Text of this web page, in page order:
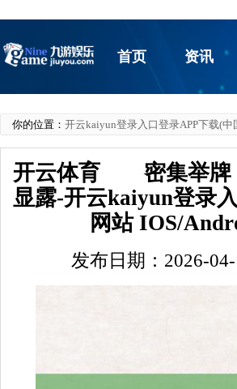
首页 资讯
你的位置： 开云kaiyun登录入口登录APP下载(
开云体育 密集举
显露-开云kaiyun登录
网站 IOS/
发布日期：2026-